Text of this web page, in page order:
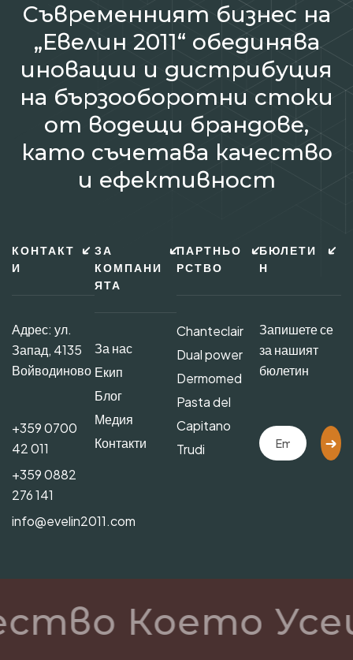
Съвременният бизнес на
„Евелин 2011“ обединява
иновации и дистрибуция
на бързооборотни стоки
от водещи брандове,
като съчетава качество
и ефективност
КОНТАКТ
И
Адрес: ул.
Запад, 4135
Войводиново
+359 0700
42 011
+359 0882
276 141
info@evelin2011.com
ЗА
КОМПАНИ
ЯТА
За нас
Екип
Блог
Медия
Контакти
ПАРТНЬО
РСТВО
Chanteclair
Dual power
Dermomed
Pasta del
Capitano
Trudi
БЮЛЕТИ
Н
Запишете се
за нашият
бюлетин
Което